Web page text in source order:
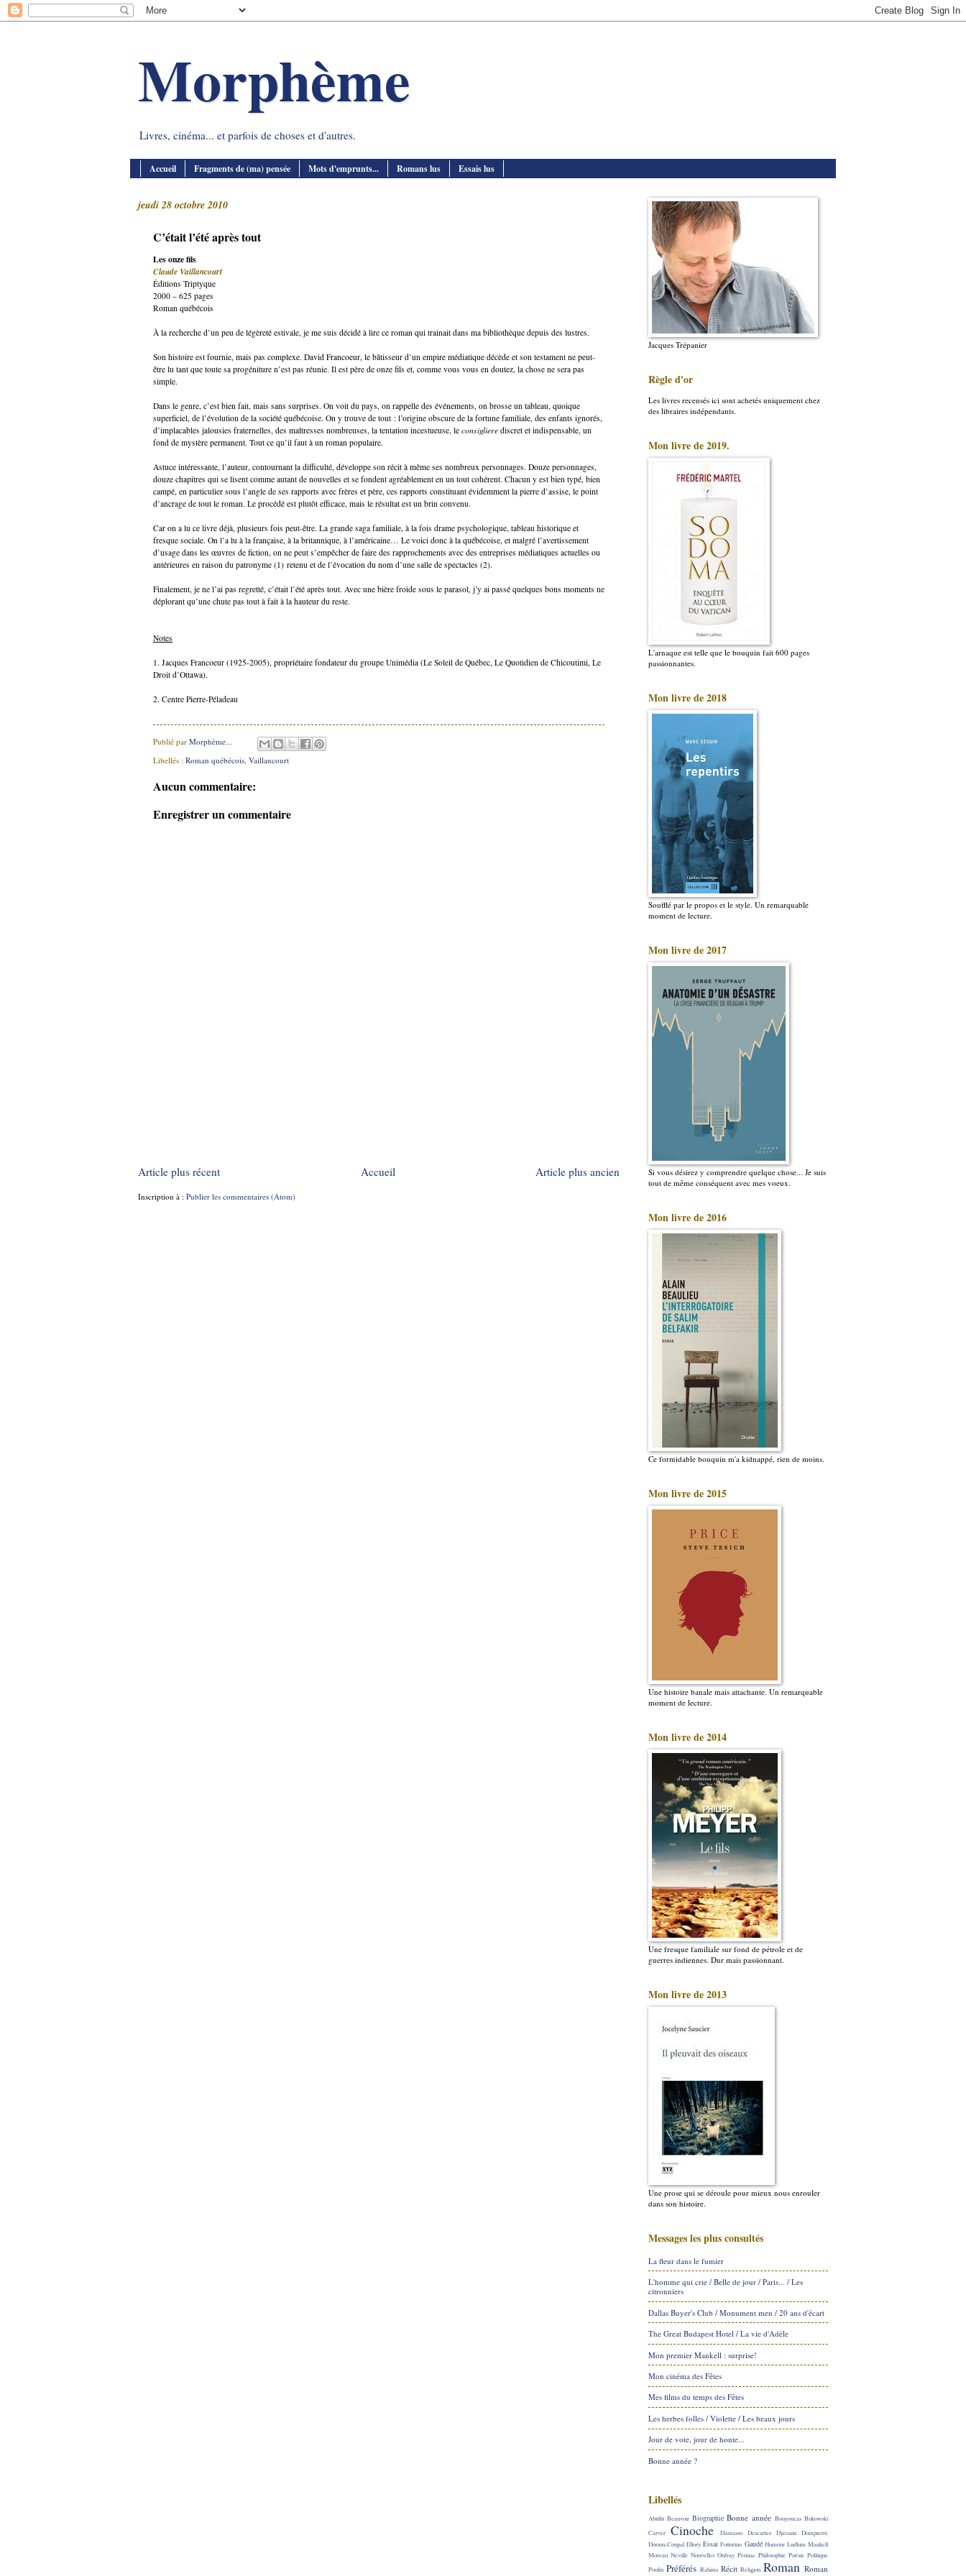
Morphème
Livres, cinéma... et parfois de choses et d'autres.
Accueil Fragments de (ma) pensée Mots d'emprunts... Romans lus Essais lus
jeudi 28 octobre 2010
C’était l’été après tout
Les onze fils
Claude Vaillancourt
Éditions Triptyque
2000 – 625 pages
Roman québécois
À la recherche d’un peu de légèreté estivale, je me suis décidé à lire ce roman qui trainait dans ma bibliothèque depuis des lustres.
Son histoire est fournie, mais pas complexe. David Francoeur, le bâtisseur d’un empire médiatique décède et son testament ne peut-
être lu tant que toute sa progéniture n’est pas réunie. Il est père de onze fils et, comme vous vous en doutez, la chose ne sera pas
simple.
Dans le genre, c’est bien fait, mais sans surprises. On voit du pays, on rappelle des événements, on brosse un tableau, quoique
superficiel, de l’évolution de la société québécoise. On y trouve de tout : l’origine obscure de la fortune familiale, des enfants ignorés,
d’implacables jalousies fraternelles, des maîtresses nombreuses, la tentation incestueuse, le consigliere discret et indispensable, un
fond de mystère permanent. Tout ce qu’il faut à un roman populaire.
Astuce intéressante, l’auteur, contournant la difficulté, développe son récit à même ses nombreux personnages. Douze personnages,
douze chapitres qui se lisent comme autant de nouvelles et se fondent agréablement en un tout cohérent. Chacun y est bien typé, bien
campé, en particulier sous l’angle de ses rapports avec frères et père, ces rapports constituant évidemment la pierre d’assise, le point
d’ancrage de tout le roman. Le procédé est plutôt efficace, mais le résultat est un brin convenu.
Car on a lu ce livre déjà, plusieurs fois peut-être. La grande saga familiale, à la fois drame psychologique, tableau historique et
fresque sociale. On l’a lu à la française, à la britannique, à l’américaine… Le voici donc à la québécoise, et malgré l’avertissement
d’usage dans les œuvres de fiction, on ne peut s’empêcher de faire des rapprochements avec des entreprises médiatiques actuelles ou
antérieures en raison du patronyme (1) retenu et de l’évocation du nom d’une salle de spectacles (2).
Finalement, je ne l’ai pas regretté, c’était l’été après tout. Avec une bière froide sous le parasol, j’y ai passé quelques bons moments ne
déplorant qu’une chute pas tout à fait à la hauteur du reste.
Notes
1. Jacques Francoeur (1925-2005), propriétaire fondateur du groupe Unimédia (Le Soleil de Québec, Le Quotidien de Chicoutimi, Le
Droit d’Ottawa).
2. Centre Pierre-Péladeau
Publié par Morphème...
Libellés : Roman québécois Vaillancourt
Aucun commentaire:
Enregistrer un commentaire
Article plus récent Article plus ancien
Accueil
Inscription à : Publier les commentaires (Atom)
Jacques Trépanier
Règle d'or
Les livres recensés ici sont achetés uniquement chez
des libraires indépendants.
Mon livre de 2019.
L'arnaque est telle que le bouquin fait 600 pages
passionnantes.
Mon livre de 2018
Soufflé par le propos et le style. Un remarquable
moment de lecture.
Mon livre de 2017
Si vous désirez y comprendre quelque chose... Je suis
tout de même conséquent avec mes voeux.
Mon livre de 2016
Ce formidable bouquin m'a kidnappé, rien de moins.
Mon livre de 2015
Une histoire banale mais attachante. Un remarquable
moment de lecture.
Mon livre de 2014
Une fresque familiale sur fond de pétrole et de
guerres indiennes. Dur mais passionnant.
Mon livre de 2013
Une prose qui se déroule pour mieux nous enrouler
dans son histoire.
Messages les plus consultés
La fleur dans le fumier
L'homme qui crie / Belle de jour / Paris... / Les
citronniers
Dallas Buyer's Club / Monument men / 20 ans d'écart
The Great Budapest Hotel / La vie d'Adèle
Mon premier Mankell : surprise!
Mon cinéma des Fêtes
Mes films du temps des Fêtes
Les herbes folles / Violette / Les beaux jours
Jour de vote, jour de honte...
Bonne année ?
Libellés
Abitibi Beauvoir Biographie Bonne année Bouyoucas Bukowski
Carver
Cinoche Damasso Descartes Djavann
Dompierre
Dorion-Coupal Ellory Essai Fottorino Gaudé Humour Ludlum Mankell
Moreau Neville Nouvelles Onfray Pennac Philosophie Poésie Politique
Poulin Préférés Rahimi Récit Religion Roman Roman